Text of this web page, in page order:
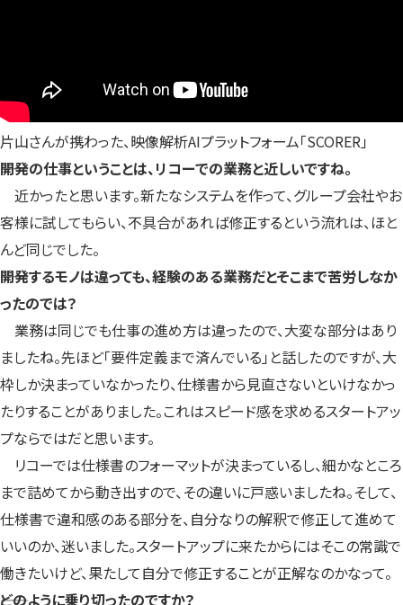
片山さんが携わった、映像解析AIプラットフォーム「SCORER」
――開発の仕事ということは、リコーでの業務と近しいですね。
近かったと思います。新たなシステムを作って、グループ会社やお
客様に試してもらい、不具合があれば修正するという流れは、ほと
んど同じでした。
――開発するモノは違っても、経験のある業務だとそこまで苦労しなか
ったのでは？
業務は同じでも仕事の進め方は違ったので、大変な部分はあり
ましたね。先ほど「要件定義まで済んでいる」と話したのですが、大
枠しか決まっていなかったり、仕様書から見直さないといけなかっ
たりすることがありました。これはスピード感を求めるスタートアッ
プならではだと思います。
リコーでは仕様書のフォーマットが決まっているし、細かなところ
まで詰めてから動き出すので、その違いに戸惑いましたね。そして、
仕様書で違和感のある部分を、自分なりの解釈で修正して進めて
いいのか、迷いました。スタートアップに来たからにはそこの常識で
働きたいけど、果たして自分で修正することが正解なのかなって。
――どのように乗り切ったのですか？